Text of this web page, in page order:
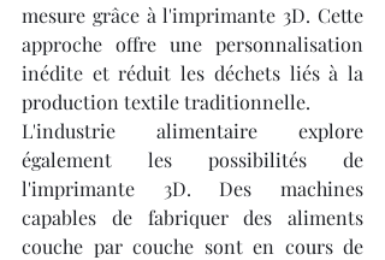
mesure grâce à l'imprimante 3D. Cette
approche offre une personnalisation
inédite et réduit les déchets liés à la
production textile traditionnelle.
L'industrie alimentaire explore
également les possibilités de
l'imprimante 3D. Des machines
capables de fabriquer des aliments
couche par couche sont en cours de